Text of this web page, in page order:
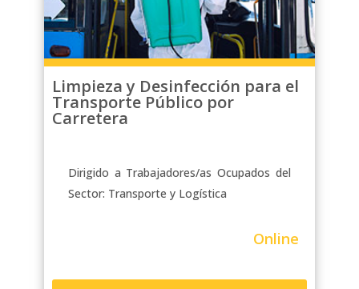
Limpieza y Desinfección para el
Transporte Público por
Carretera
Dirigido a Trabajadores/as Ocupados del
Sector: Transporte y Logística
Online